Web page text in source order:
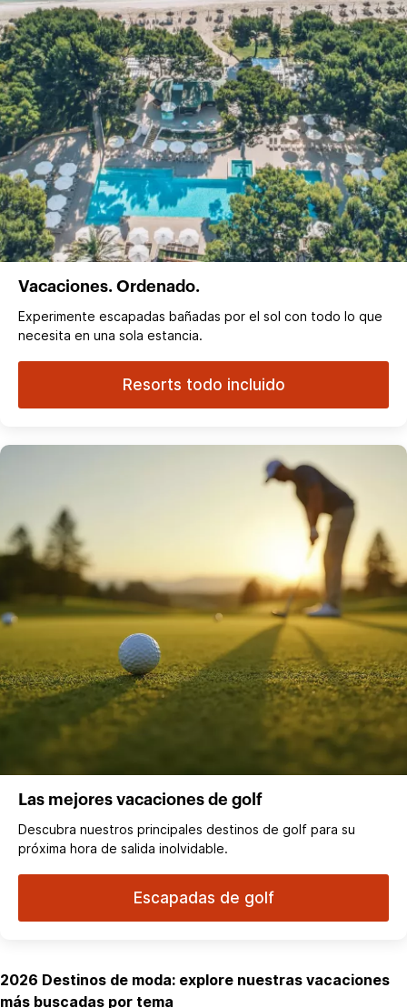
Vacaciones. Ordenado.
Experimente escapadas bañadas por el sol con todo lo que
necesita en una sola estancia.
Resorts todo incluido
Las mejores vacaciones de golf
Descubra nuestros principales destinos de golf para su
próxima hora de salida inolvidable.
Escapadas de golf
2026 Destinos de moda: explore nuestras vacaciones
más buscadas por tema